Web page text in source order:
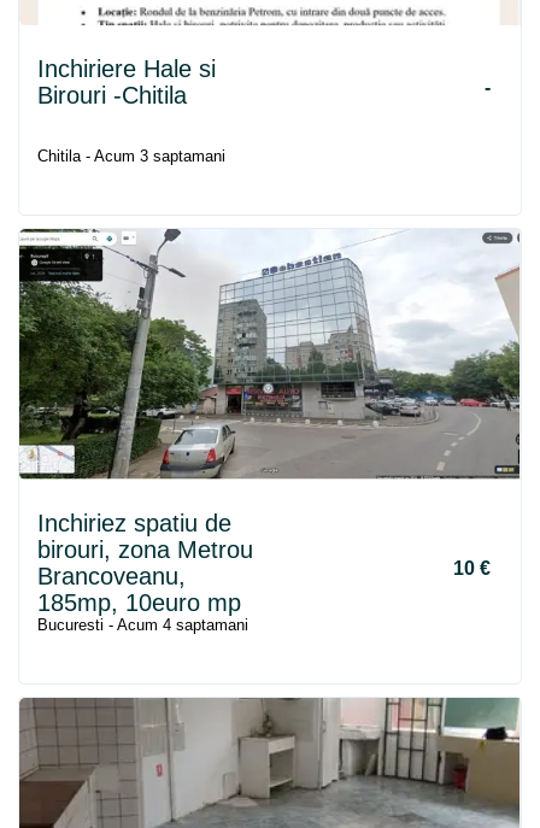
Inchiriere Hale si
Birouri -Chitila
-
Chitila - Acum 3 saptamani
Inchiriez spatiu de
birouri, zona Metrou
Brancoveanu,
185mp, 10euro mp
10 €
Bucuresti - Acum 4 saptamani